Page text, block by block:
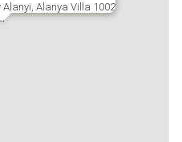
Alanya Villa 1002